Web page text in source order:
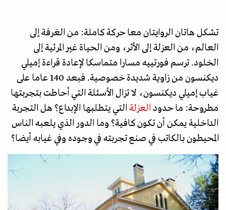
تشكل هاتان الروايتان معا حركة كاملة: من الغرفة إلى
العالم، من العزلة إلى الأثر، ومن الحياة غير المرئية إلى
الخلود. ترسم فورتييه مسارا متماسكا لإعادة قراءة إميلي
ديكنسون من زاوية شديدة خصوصية. فبعد 140 عاما على
غياب إميلي ديكنسون، لا تزال الأسئلة التي أحاطت بتجربتها
مطروحة: ما حدود العزلة التي يتطلبها الإبداع؟ هل التجربة
الداخلية يمكن أن تكون كافية؟ وما الدور الذي يلعبه الناس
المحيطون بالكاتب في صنع تجربته في وجوده وفي غيابه أيضا؟